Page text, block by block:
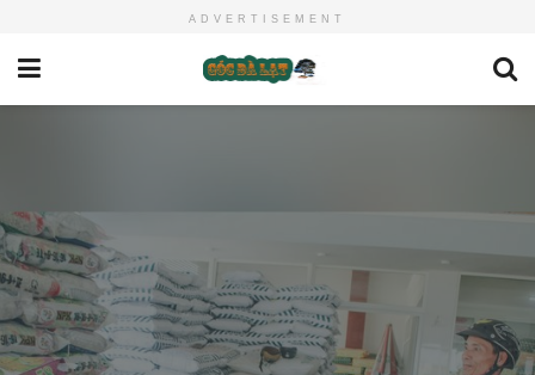
ADVERTISEMENT